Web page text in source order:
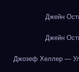
Джейн
Джейн
Джозеф Хеллер —